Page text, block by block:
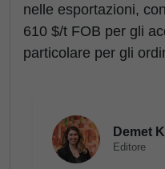
nelle esportazioni,
610 $/t FOB per gli
particolare per gli
Demet
Editore